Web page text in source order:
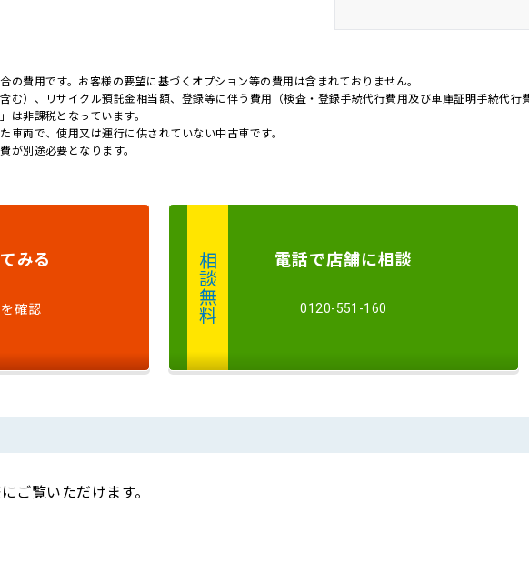
費用です。お客様の要望に基づくオプション等の費用は含まれておりません。
）、リサイクル預託金相当額、登録等に伴う費用（検査・登録手続代行費用及び車庫証明手続代行
非課税となっています。
両で、使用又は運行に供されていない中古車です。
別途必要となります。
みる
確認 相談無料 電話で店舗に相談
0120-551-160
ご覧いただけます。